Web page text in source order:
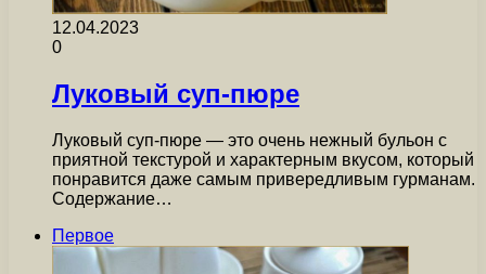
12.04.2023
0
Луковый суп-пюре
Луковый суп-пюре — это очень нежный бульон с
приятной текстурой и характерным вкусом, который
понравится даже самым привередливым гурманам.
Содержание…
Первое